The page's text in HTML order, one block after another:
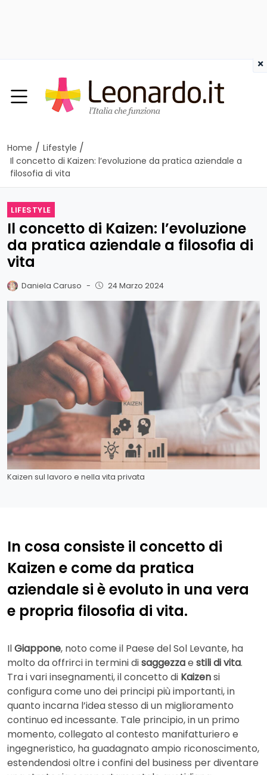
Home / Lifestyle /
Il concetto di Kaizen: l’evoluzione da pratica aziendale a
filosofia di vita
LIFESTYLE
Il concetto di Kaizen: l’evoluzione
da pratica aziendale a filosofia di
vita
Daniela Caruso - 24 Marzo 2024
Kaizen sul lavoro e nella vita privata
In cosa consiste il concetto di
Kaizen e come da pratica
aziendale si è evoluto in una vera
e propria filosofia di vita.
IlGiappone, noto come il Paese del Sol Levante, ha
molto da offrirci in termini disaggezzae stili di vita.
Tra i vari insegnamenti, il concetto di Kaizensi
configura come uno dei principi più importanti, in
quanto incarna l’idea stesso di un miglioramento
continuo ed incessante. Tale principio, in un primo
momento, collegato al contesto manifatturiero e
ingegneristico, ha guadagnato ampio riconoscimento,
estendendosi oltre i confini del business per diventare
×